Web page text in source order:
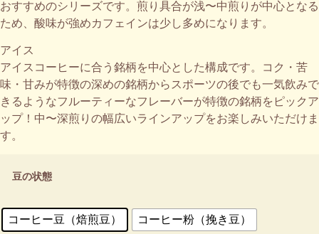
おすすめのシリーズです。煎り具合が浅〜中煎りが中心となる
ため、酸味が強めカフェインは少し多めになります。
アイス
アイスコーヒーに合う銘柄を中心とした構成です。コク・苦
味・甘みが特徴の深めの銘柄からスポーツの後でも一気飲みで
きるようなフルーティーなフレーバーが特徴の銘柄をピックア
ップ！中〜深煎りの幅広いラインアップをお楽しみいただけま
す。
豆の状態
コーヒー豆（焙煎豆） コーヒー粉（挽き豆）